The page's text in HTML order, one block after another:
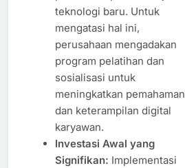
teknologi baru. Untuk
mengatasi hal ini,
perusahaan mengadakan
program pelatihan dan
sosialisasi untuk
meningkatkan pemahaman
dan keterampilan digital
karyawan.
Investasi Awal yang
Signifikan: Implementasi